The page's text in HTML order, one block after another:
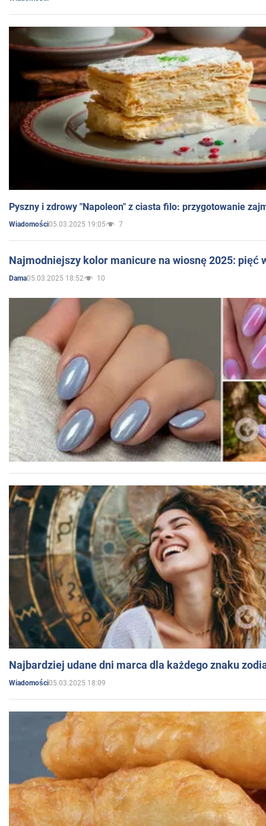
Pyszny i zdrowy "Napoleon" z ciasta filo: przygotowanie
Wiadomości05.03.2025 19:05 7
Najmodniejszy kolor manicure na wiosnę 2025: pięć
Dama05.03.2025 18:52 10
Najbardziej udane dni marca dla każdego znaku
Wiadomości05.03.2025 18:09